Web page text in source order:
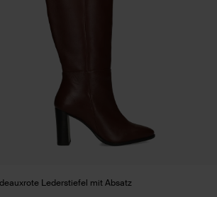
Lederstiefel mit Absatz